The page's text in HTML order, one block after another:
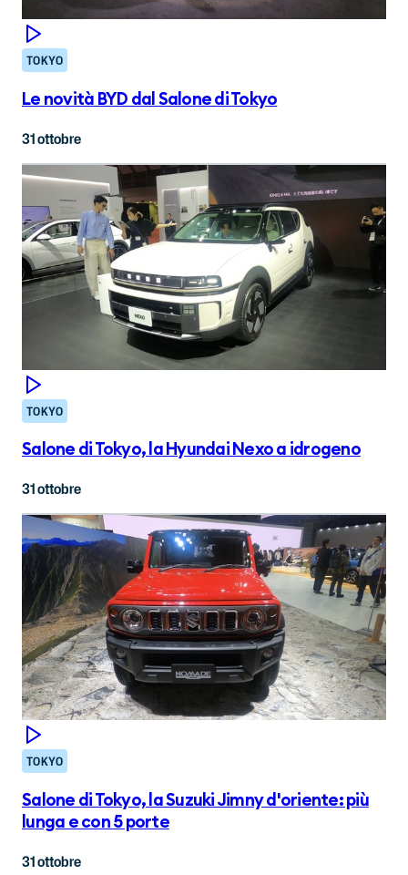
TOKYO
Le novità BYD dal Salone di Tokyo
31 ottobre
TOKYO
Salone di Tokyo, la Hyundai Nexo a idrogeno
31 ottobre
TOKYO
Salone di Tokyo, la Suzuki Jimny d'oriente: più
lunga e con 5 porte
31 ottobre